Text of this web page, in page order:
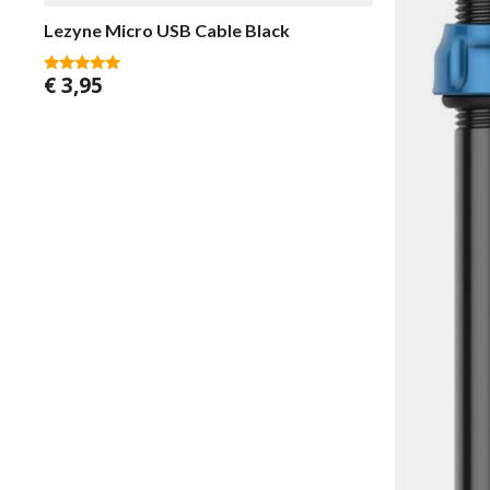
Lezyne Micro USB Cable Black
5.00
van 5
€3,95